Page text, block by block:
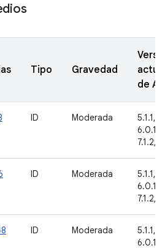
Tipo Gravedad
de
ID Moderada
5.1.1,
6.0.1,
7.1.2,
ID Moderada
5.1.1,
6.0.1,
7.1.2,
ID Moderada
5.1.1,
6.0.1,